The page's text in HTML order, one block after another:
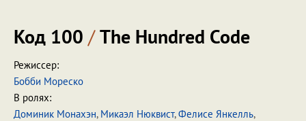
Код 100 /The Hundred Code
Режиссер:
Бобби Мореско
В ролях:
Доминик Монахэн, Микаэл Нюквист,Фелисе Янкелль,